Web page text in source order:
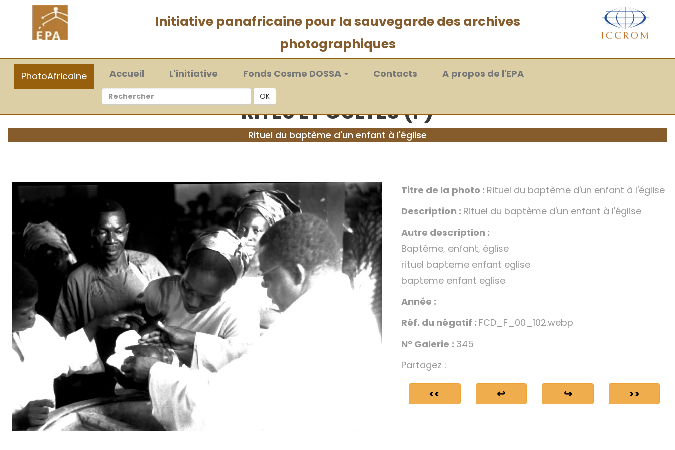
Initiative panafricaine pour la sauvegarde des archives
photographiques
PhotoAfricaine Accueil(current)L'initiative Fonds Cosme DOSSA Contacts A propos de l'EPA
OK
RITES ET CULTES (F)
Rituel du baptème d'un enfant à l'église
Titre de la photo : Rituel du baptème d'un enfant à l'église
Description : Rituel du baptème d'un enfant à l'église
Autre description :
Baptême, enfant, église
rituel bapteme enfant eglise
bapteme enfant eglise
Année :
Réf. du négatif : FCD_F_00_102.webp
N° Galerie : 345
Partagez :
<< ↩ ↪ >>